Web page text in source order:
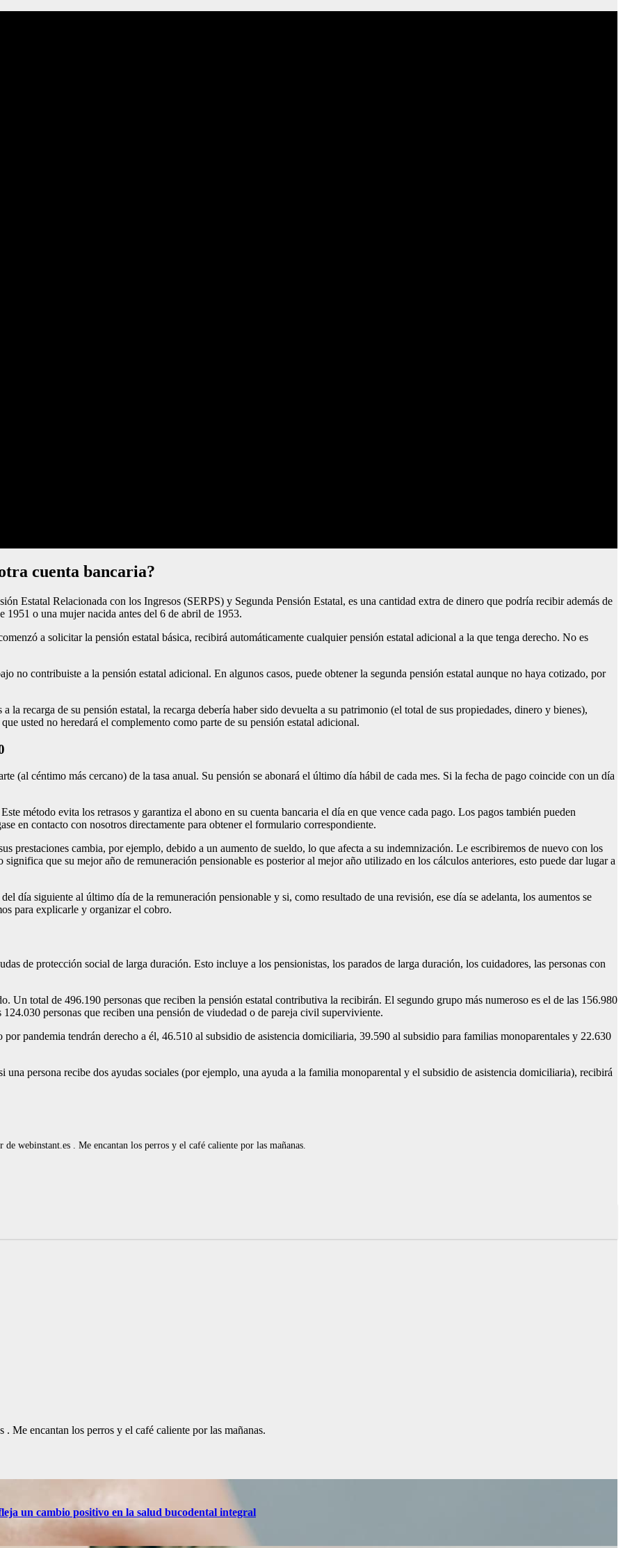
cuenta bancaria?
Estatal Relacionada con los Ingresos (SERPS) y Segunda Pensión Estatal, es una cantidad extra de dinero que podría recibir además de
1951 o una mujer nacida antes del 6 de abril de 1953.
a solicitar la pensión estatal básica, recibirá automáticamente cualquier pensión estatal adicional a la que tenga derecho. No es
no contribuiste a la pensión estatal adicional. En algunos casos, puede obtener la segunda pensión estatal aunque no haya cotizado, por
la recarga de su pensión estatal, la recarga debería haber sido devuelta a su patrimonio (el total de sus propiedades, dinero y bienes),
usted no heredará el complemento como parte de su pensión estatal adicional.
(al céntimo más cercano) de la tasa anual. Su pensión se abonará el último día hábil de cada mes. Si la fecha de pago coincide con un día
método evita los retrasos y garantiza el abono en su cuenta bancaria el día en que vence cada pago. Los pagos también pueden
en contacto con nosotros directamente para obtener el formulario correspondiente.
prestaciones cambia, por ejemplo, debido a un aumento de sueldo, lo que afecta a su indemnización. Le escribiremos de nuevo con los
que su mejor año de remuneración pensionable es posterior al mejor año utilizado en los cálculos anteriores, esto puede dar lugar a
día siguiente al último día de la remuneración pensionable y si, como resultado de una revisión, ese día se adelanta, los aumentos se
para explicarle y organizar el cobro.
de protección social de larga duración. Esto incluye a los pensionistas, los parados de larga duración, los cuidadores, las personas con
Un total de 496.190 personas que reciben la pensión estatal contributiva la recibirán. El segundo grupo más numeroso es el de las 156.980
personas que reciben una pensión de viudedad o de pareja civil superviviente.
pandemia tendrán derecho a él, 46.510 al subsidio de asistencia domiciliaria, 39.590 al subsidio para familias monoparentales y 22.630
persona recibe dos ayudas sociales (por ejemplo, una ayuda a la familia monoparental y el subsidio de asistencia domiciliaria), recibirá
webinstant.es . Me encantan los perros y el café caliente por las mañanas.
Me encantan los perros y el café caliente por las mañanas.
un cambio positivo en la salud bucodental integral